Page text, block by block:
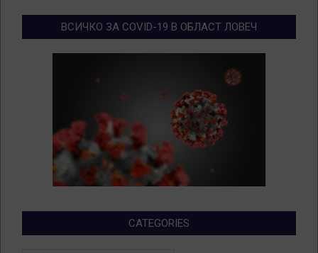
ВСИЧКО ЗА COVID-19 В ОБЛАСТ ЛОВЕЧ
CATEGORIES